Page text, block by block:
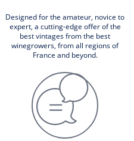
Designed for the amateur, novice to
expert, a cutting-edge offer of the
best vintages from the best
winegrowers, from all regions of
France and beyond.